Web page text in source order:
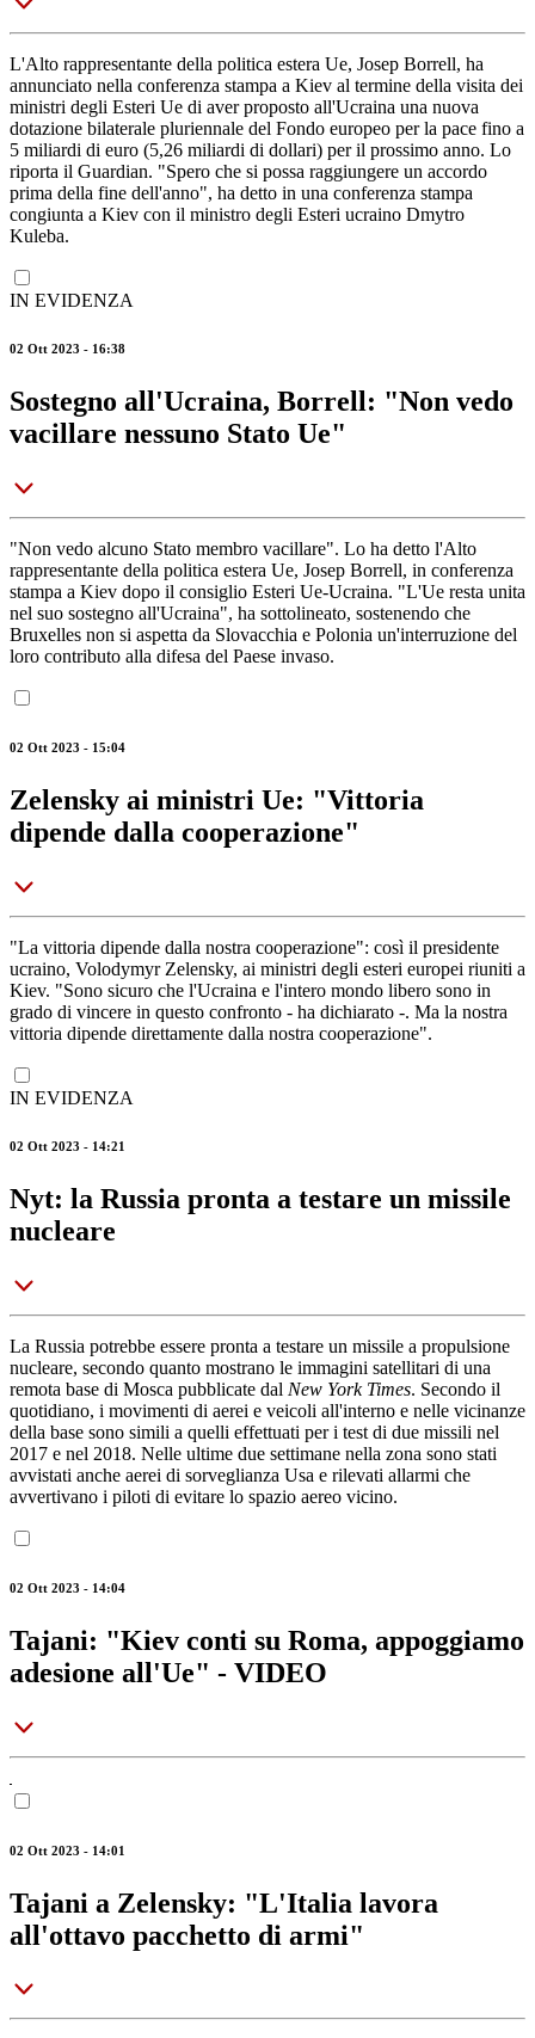
L'Alto rappresentante della politica estera Ue, Josep Borrell, ha
annunciato nella conferenza stampa a Kiev al termine della visita dei
ministri degli Esteri Ue di aver proposto all'Ucraina una nuova
dotazione bilaterale pluriennale del Fondo europeo per la pace fino a
5 miliardi di euro (5,26 miliardi di dollari) per il prossimo anno. Lo
riporta il Guardian. "Spero che si possa raggiungere un accordo
prima della fine dell'anno", ha detto in una conferenza stampa
congiunta a Kiev con il ministro degli Esteri ucraino Dmytro
Kuleba.
IN EVIDENZA
02 Ott 2023 - 16:38
Sostegno all'Ucraina, Borrell: "Non vedo
vacillare nessuno Stato Ue"
"Non vedo alcuno Stato membro vacillare". Lo ha detto l'Alto
rappresentante della politica estera Ue, Josep Borrell, in conferenza
stampa a Kiev dopo il consiglio Esteri Ue-Ucraina. "L'Ue resta unita
nel suo sostegno all'Ucraina", ha sottolineato, sostenendo che
Bruxelles non si aspetta da Slovacchia e Polonia un'interruzione del
loro contributo alla difesa del Paese invaso.
02 Ott 2023 - 15:04
Zelensky ai ministri Ue: "Vittoria
dipende dalla cooperazione"
"La vittoria dipende dalla nostra cooperazione": così il presidente
ucraino, Volodymyr Zelensky, ai ministri degli esteri europei riuniti a
Kiev. "Sono sicuro che l'Ucraina e l'intero mondo libero sono in
grado di vincere in questo confronto - ha dichiarato -. Ma la nostra
vittoria dipende direttamente dalla nostra cooperazione".
IN EVIDENZA
02 Ott 2023 - 14:21
Nyt: la Russia pronta a testare un missile
nucleare
La Russia potrebbe essere pronta a testare un missile a propulsione
nucleare, secondo quanto mostrano le immagini satellitari di una
remota base di Mosca pubblicate dal New York Times. Secondo il
quotidiano, i movimenti di aerei e veicoli all'interno e nelle vicinanze
della base sono simili a quelli effettuati per i test di due missili nel
2017 e nel 2018. Nelle ultime due settimane nella zona sono stati
avvistati anche aerei di sorveglianza Usa e rilevati allarmi che
avvertivano i piloti di evitare lo spazio aereo vicino.
02 Ott 2023 - 14:04
Tajani: "Kiev conti su Roma, appoggiamo
adesione all'Ue" - VIDEO
02 Ott 2023 - 14:01
Tajani a Zelensky: "L'Italia lavora
all'ottavo pacchetto di armi"